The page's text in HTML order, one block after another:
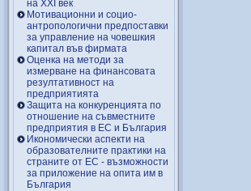
на ХХІ век
Мотивационни и социо-
антропологични предпоставки
за управление на човешкия
капитал във фирмата
Оценка на методи за
измерване на финансовата
резултативност на
предприятията
Защита на конкуренцията по
отношение на съвместните
предприятия в ЕС и България
Икономически аспекти на
образователните практики на
страните от ЕС - възможности
за приложение на опита им в
България